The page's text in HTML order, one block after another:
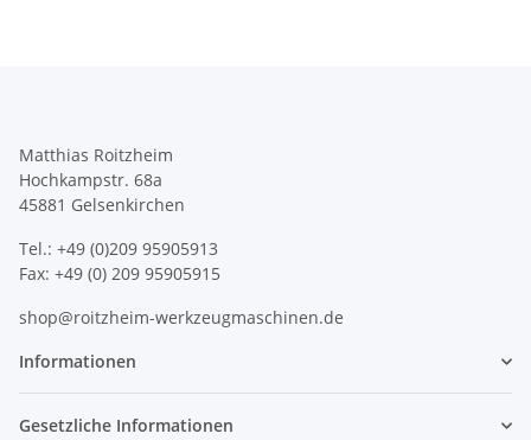
Matthias Roitzheim
Hochkampstr. 68a
45881 Gelsenkirchen
Tel.: +49 (0)209 95905913
Fax: +49 (0) 209 95905915
shop@roitzheim-werkzeugmaschinen.de
Informationen
Gesetzliche Informationen